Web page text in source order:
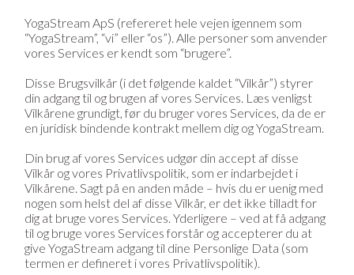
YogaStream ApS (refereret hele vejen igennem som
“YogaStream”, “vi” eller “os”). Alle personer som anvender
vores Services er kendt som “brugere”.
Disse Brugsvilkår (i det følgende kaldet “Vilkår”) styrer
din adgang til og brugen af vores Services. Læs venligst
Vilkårene grundigt, før du bruger vores Services, da de er
en juridisk bindende kontrakt mellem dig og YogaStream.
Din brug af vores Services udgør din accept af disse
Vilkår og vores Privatlivspolitik, som er indarbejdet i
Vilkårene. Sagt på en anden måde – hvis du er uenig med
nogen som helst del af disse Vilkår, er det ikke tilladt for
dig at bruge vores Services. Yderligere – ved at få adgang
til og bruge vores Services forstår og accepterer du at
give YogaStream adgang til dine Personlige Data (som
termen er defineret i vores Privatlivspolitik).